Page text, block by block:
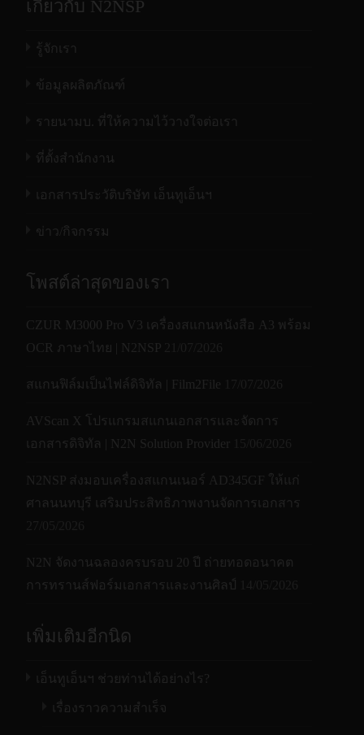
เกี่ยวกับ N2NSP
รู้จักเรา
ข้อมูลผลิตภัณฑ์
รายนามบ. ที่ให้ความไว้วางใจต่อเรา
ที่ตั้งสำนักงาน
เอกสารประวัติบริษัท เอ็นทูเอ็นฯ
ข่าว/กิจกรรม
โพสต์ล่าสุดของเรา
CZUR M3000 Pro V3 เครื่องสแกนหนังสือ A3 พร้อม
OCR ภาษาไทย | N2NSP
สแกนฟิล์มเป็นไฟล์ดิจิทัล | Film2File
AVScan X โปรแกรมสแกนเอกสารและจัดการ
เอกสารดิจิทัล | N2N Solution Provider
N2NSP ส่งมอบเครื่องสแกนเนอร์ AD345GF ให้แก่
ศาลนนทบุรี เสริมประสิทธิภาพงานจัดการเอกสาร
N2N จัดงานฉลองครบรอบ 20 ปี ถ่ายทอดอนาคต
การทรานส์ฟอร์มเอกสารและงานศิลป์
เพิ่มเติมอีกนิด
เอ็นทูเอ็นฯ ช่วยท่านได้อย่างไร?
เรื่องราวความสำเร็จ